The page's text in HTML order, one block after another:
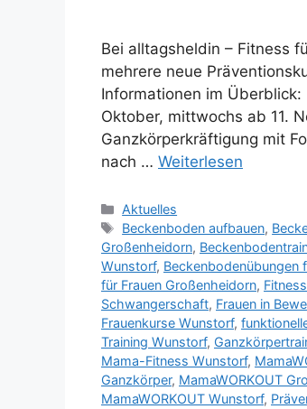
Bei alltagsheldin – Fitness
mehrere neue
Informationen im Überblick:
Oktober, mittwochs ab 11.
Ganzkörperkräftigung mit
nach … Weiterlesen
Aktuelles
Beckenboden aufbauen,
Großenheidorn,
Wunstorf, Beckenbodenübungen
für Frauen Großenheidorn,
Schwangerschaft, Frauen in
Frauenkurse Wunstorf,
Training Wunstorf,
Mama-Fitness Wunstorf,
Ganzkörper, MamaWORKOUT
MamaWORKOUT Wunstorf,